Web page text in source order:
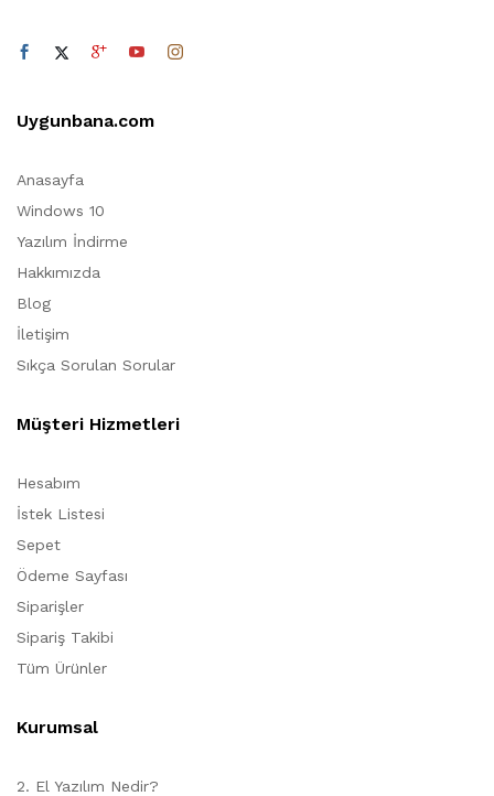
Uygunbana.com
Anasayfa
Windows 10
Yazılım İndirme
Hakkımızda
Blog
İletişim
Sıkça Sorulan Sorular
Müşteri Hizmetleri
Hesabım
İstek Listesi
Sepet
Ödeme Sayfası
Siparişler
Sipariş Takibi
Tüm Ürünler
Kurumsal
2. El Yazılım Nedir?